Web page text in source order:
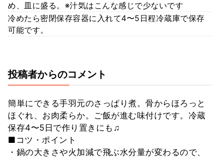
め、皿に盛る。※汁気はこんな感じで少ないです
冷めたら密閉保存容器に入れて4〜5日程冷蔵庫で保存
可能です。
投稿者からのコメント
簡単にできる手羽元のさっぱり煮。骨からほろっと
ほぐれ、お肉柔らか。ご飯が進む味付けです。冷蔵
保存4〜5日で作り置きにも♫
■コツ・ポイント
・鍋の大きさや火加減で飛ぶ水分量が変わるので、